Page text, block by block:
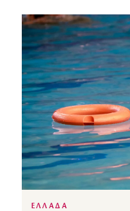
ΕΛΛΑΔΑ